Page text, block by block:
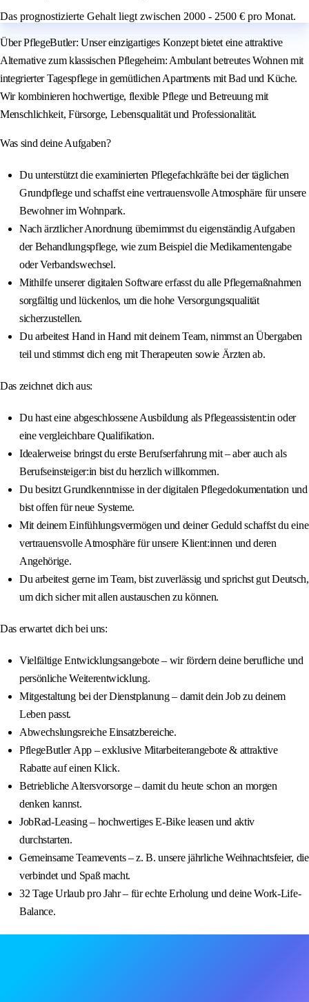
Das prognostizierte Gehalt liegt zwischen 2000 - 2500 € pro Monat.
Über PflegeButler: Unser einzigartiges Konzept bietet eine attraktive
Alternative zum klassischen Pflegeheim: Ambulant betreutes Wohnen mit
integrierter Tagespflege in gemütlichen Apartments mit Bad und Küche.
Wir kombinieren hochwertige, flexible Pflege und Betreuung mit
Menschlichkeit, Fürsorge, Lebensqualität und Professionalität.
Was sind deine Aufgaben?
Du unterstützt die examinierten Pflegefachkräfte bei der täglichen
Grundpflege und schaffst eine vertrauensvolle Atmosphäre für unsere
Bewohner im Wohnpark.
Nach ärztlicher Anordnung übernimmst du eigenständig Aufgaben
der Behandlungspflege, wie zum Beispiel die Medikamentengabe
oder Verbandswechsel.
Mithilfe unserer digitalen Software erfasst du alle Pflegemaßnahmen
sorgfältig und lückenlos, um die hohe Versorgungsqualität
sicherzustellen.
Du arbeitest Hand in Hand mit deinem Team, nimmst an Übergaben
teil und stimmst dich eng mit Therapeuten sowie Ärzten ab.
Das zeichnet dich aus:
Du hast eine abgeschlossene Ausbildung als Pflegeassistent:in oder
eine vergleichbare Qualifikation.
Idealerweise bringst du erste Berufserfahrung mit – aber auch als
Berufseinsteiger:in bist du herzlich willkommen.
Du besitzt Grundkenntnisse in der digitalen Pflegedokumentation und
bist offen für neue Systeme.
Mit deinem Einfühlungsvermögen und deiner Geduld schaffst du eine
vertrauensvolle Atmosphäre für unsere Klient:innen und deren
Angehörige.
Du arbeitest gerne im Team, bist zuverlässig und sprichst gut Deutsch,
um dich sicher mit allen austauschen zu können.
Das erwartet dich bei uns:
Vielfältige Entwicklungsangebote – wir fördern deine berufliche und
persönliche Weiterentwicklung.
Mitgestaltung bei der Dienstplanung – damit dein Job zu deinem
Leben passt.
Abwechslungsreiche Einsatzbereiche.
PflegeButler App – exklusive Mitarbeiterangebote & attraktive
Rabatte auf einen Klick.
Betriebliche Altersvorsorge – damit du heute schon an morgen
denken kannst.
JobRad-Leasing – hochwertiges E-Bike leasen und aktiv
durchstarten.
Gemeinsame Teamevents – z. B. unsere jährliche Weihnachtsfeier, die
verbindet und Spaß macht.
32 Tage Urlaub pro Jahr – für echte Erholung und deine Work-Life-
Balance.